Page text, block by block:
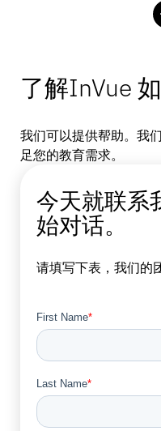
了解InVue
我们可以提供帮助。我
足您的教育需求。
今天就联系
始对话。
请填写下表，我们的